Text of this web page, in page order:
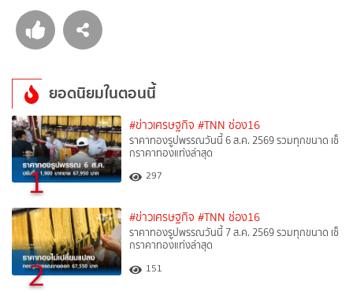
ยอดนิยมในตอนนี้
1
#ข่าวเศรษฐกิจ #TNN ช่อง16
ราคาทองรูปพรรณวันนี้ 6 ส.ค. 2569 รวมทุกขนาด เช็
กราคาทองแท่งล่าสุด
297
2
#ข่าวเศรษฐกิจ #TNN ช่อง16
ราคาทองรูปพรรณวันนี้ 7 ส.ค. 2569 รวมทุกขนาด เช็
กราคาทองแท่งล่าสุด
151